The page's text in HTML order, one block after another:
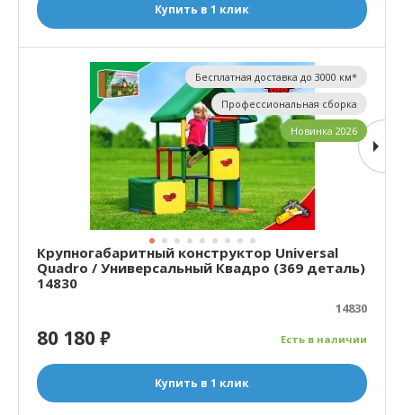
Купить в 1 клик
Крупногабаритный конструктор Universal
Quadro / Универсальный Квадро (369 деталь)
14830
14830
Есть в наличии
80 180₽
Купить в 1 клик
Бесплатная доставка до 3000 км*
Профессиональная сборка
Новинка 2026